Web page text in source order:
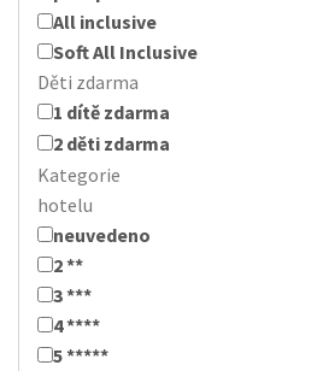
All inclusive
Soft All Inclusive
Děti zdarma
1 dítě zdarma
2 děti zdarma
Kategorie
hotelu
neuvedeno
2 **
3 ***
4 ****
5 *****